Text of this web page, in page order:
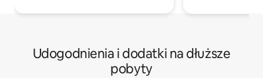
Udogodnienia i dodatki na dłuższe
pobyty